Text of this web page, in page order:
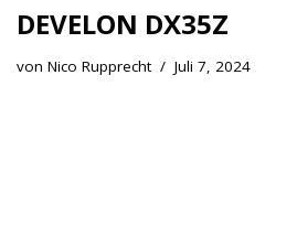
DEVELON DX35Z
von Nico Rupprecht Juli 7, 2024